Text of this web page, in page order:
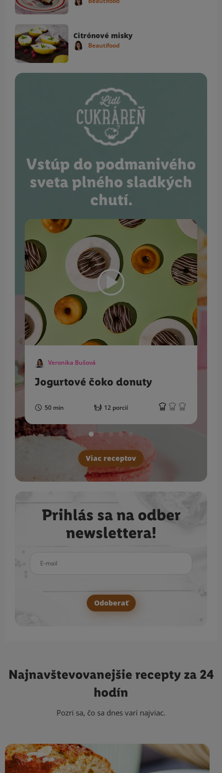
Citrónové misky
Beautifood
Vstúp do podmanivého
sveta plného sladkých
chutí.
Veronika Bušová
Jogurtové čoko donuty
50 min 12 porcií
Viac receptov
Prihlás sa na odber
newslettera!
Odoberať
Najnavštevovanejšie recepty za 24
hodín
Pozri sa, čo sa dnes varí najviac.